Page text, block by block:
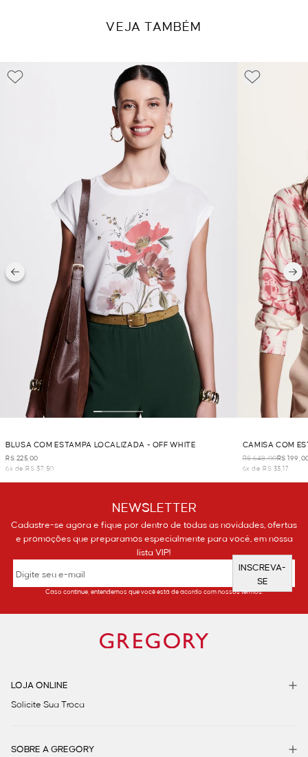
VEJA TAMBÉM
BLUSA COM ESTAMPA LOCALIZADA - OFF WHITE
R$ 225,00
6x de R$ 37,50
CAMISA COM
R$ 648,00R$
6x de R$ 33,17
NEWSLETTER
Cadastre-se agora e fique por dentro de todas as novidades, ofertas
e promoções que preparamos especialmente para você, em nossa
lista VIP!
INSCREVA-
SE
Caso continue, entendemos que você está de acordo com nossos termos.
LOJA ONLINE
Solicite Sua Troca
SOBRE A GREGORY